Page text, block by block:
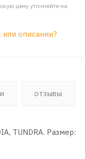
цену уточняйте на
описании?
ОТЗЫВЫ
TUNDRA. Размер: